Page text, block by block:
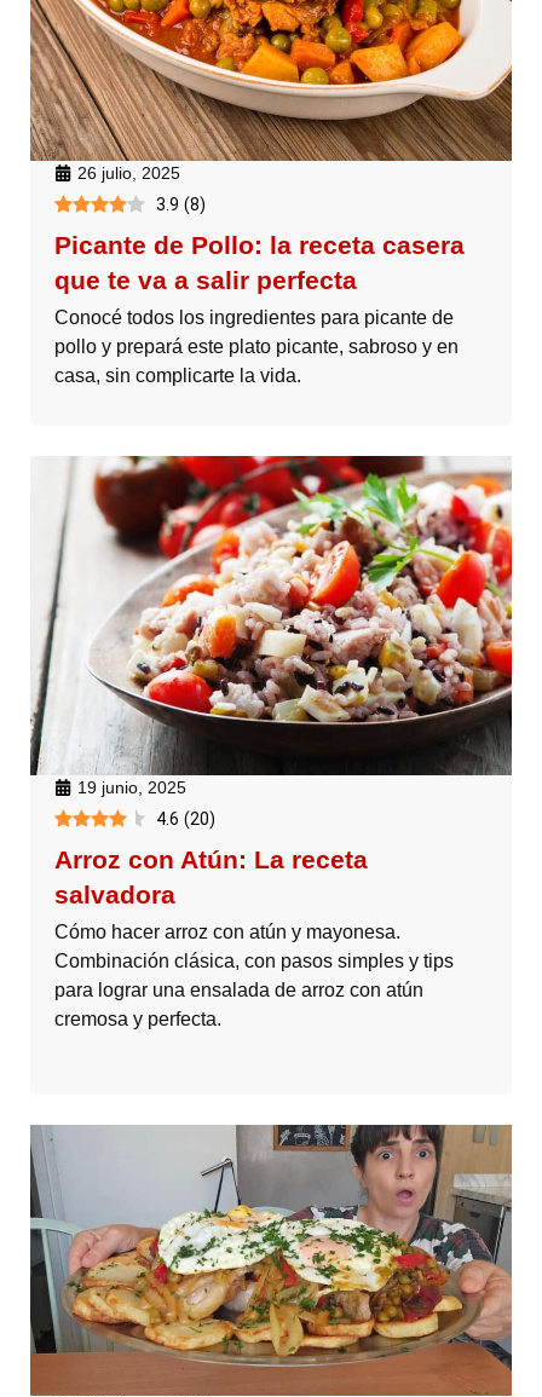
26 julio, 2025
3.9 (8)
Picante de Pollo: la receta casera
que te va a salir perfecta
Conocé todos los ingredientes para picante de
pollo y prepará este plato picante, sabroso y en
casa, sin complicarte la vida.
19 junio, 2025
4.6 (20)
Arroz con Atún: La receta
salvadora
Cómo hacer arroz con atún y mayonesa.
Combinación clásica, con pasos simples y tips
para lograr una ensalada de arroz con atún
cremosa y perfecta.